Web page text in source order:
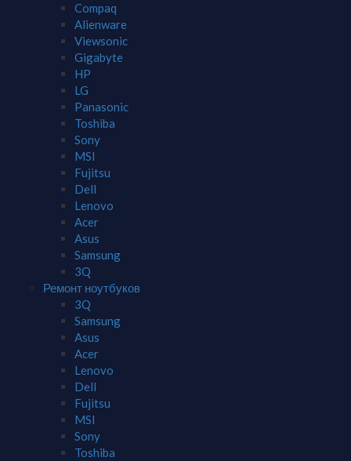
Compaq
Alienware
Viewsonic
Gigabyte
HP
LG
Panasonic
Toshiba
Sony
MSI
Fujitsu
Dell
Lenovo
Acer
Asus
Samsung
3Q
Ремонт ноутбуков
3Q
Samsung
Asus
Acer
Lenovo
Dell
Fujitsu
MSI
Sony
Toshiba